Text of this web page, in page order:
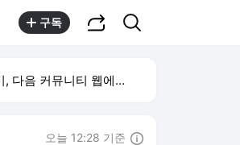
구독
음 커뮤니티 웹에서 보기
오늘 12:28 기준